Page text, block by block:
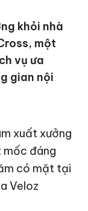
khỏi nhà
một
vụ ưa
gian nội
xuất xưởng
đáng
có mặt tại
Veloz